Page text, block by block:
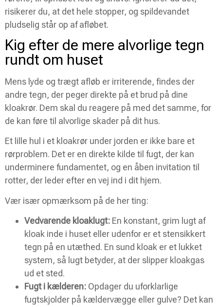
risikerer du, at det hele stopper, og spildevandet
pludselig står op af afløbet.
Kig efter de mere alvorlige tegn
rundt om huset
Mens lyde og trægt afløb er irriterende, findes der
andre tegn, der peger direkte på et brud på dine
kloakrør. Dem skal du reagere på med det samme, for
de kan føre til alvorlige skader på dit hus.
Et lille hul i et kloakrør under jorden er ikke bare et
rørproblem. Det er en direkte kilde til fugt, der kan
underminere fundamentet, og en åben invitation til
rotter, der leder efter en vej ind i dit hjem.
Vær især opmærksom på de her ting:
Vedvarende kloaklugt: En konstant, grim lugt af
kloak inde i huset eller udenfor er et stensikkert
tegn på en utæthed. En sund kloak er et lukket
system, så lugt betyder, at der slipper kloakgas
ud et sted.
Fugt i kælderen: Opdager du uforklarlige
fugtskjolder på kældervægge eller gulve? Det kan